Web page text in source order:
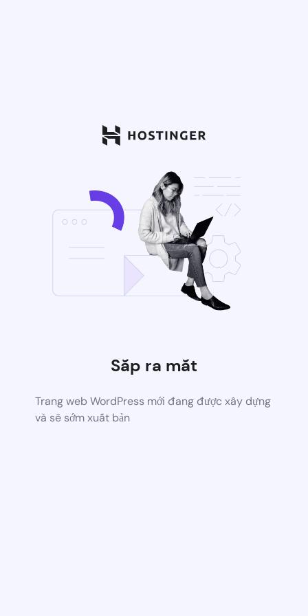
Sắp ra mắt
Trang web WordPress mới đang được xây dựng
và sẽ sớm xuất bản